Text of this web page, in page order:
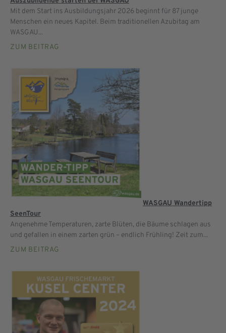
Mit dem Start ins Ausbildungsjahr 2026 beginnt für 87 junge
Menschen ein neues Kapitel. Beim traditionellen Azubitag am
WASGAU...
ZUM BEITRAG
WASGAU Wandertipp
SeenTour
Angenehme Temperaturen, zarte Blüten, die Bäume schlagen aus
und gefallen in einem zarten grün – endlich Frühling! Zeit zum...
ZUM BEITRAG